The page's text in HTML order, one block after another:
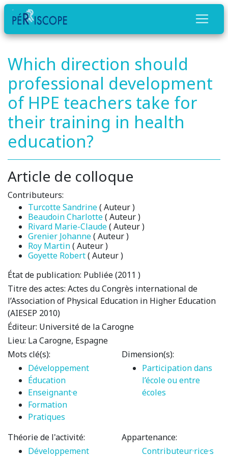
Which direction should
professional development
of HPE teachers take for
their training in health
education?
Article de colloque
Contributeurs:
Turcotte Sandrine( Auteur )
Beaudoin Charlotte( Auteur )
Rivard Marie-Claude( Auteur )
Grenier Johanne( Auteur )
Roy Martin( Auteur )
Goyette Robert( Auteur )
État de publication: Publiée (2011 )
Titre des actes: Actes du Congrès international de
l’Association of Physical Education in Higher Education
(AIESEP 2010)
Éditeur: Université de la Carogne
Lieu: La Carogne, Espagne
Mots clé(s):
Développement
Éducation
Enseignant·e
Formation
Pratiques
Dimension(s):
Participation dans
l’école ou entre
écoles
Théorie de l'activité:
Développement
Appartenance:
Contributeur·rice·s